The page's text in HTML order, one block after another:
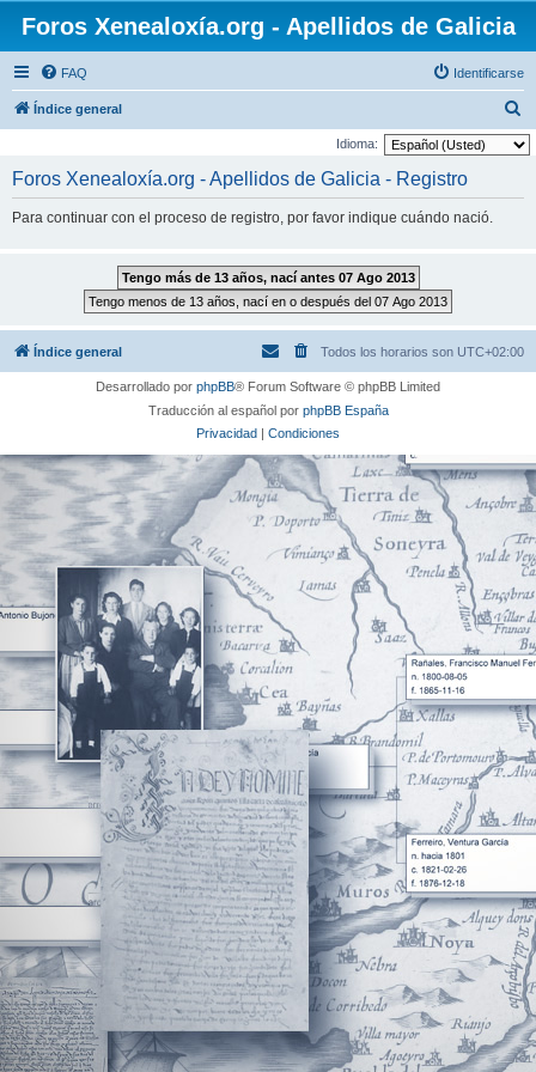
Foros Xenealoxía.org - Apellidos de Galicia
FAQ Identificarse
Índice general
u
Idioma:
Foros Xenealoxía.org - Apellidos de Galicia - Registro
Para continuar con el proceso de registro, por favor indique cuándo nació.
Índice general Todos los horarios son UTC+02:00
Desarrollado por phpBB® Forum Software © phpBB Limited
Traducción al español por phpBB España
Privacidad | Condiciones